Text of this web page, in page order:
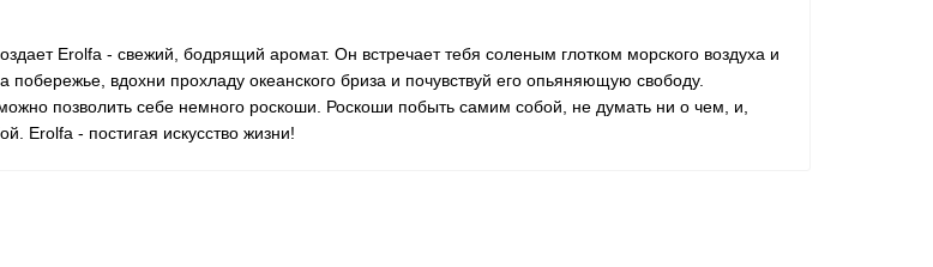
Erolfa - свежий, бодрящий аромат. Он встречает тебя соленым глотком морского воздуха и
вдохни прохладу океанского бриза и почувствуй его опьяняющую свободу.
позволить себе немного роскоши. Роскоши побыть самим собой, не думать ни о чем, и,
Erolfa - постигая искусство жизни!